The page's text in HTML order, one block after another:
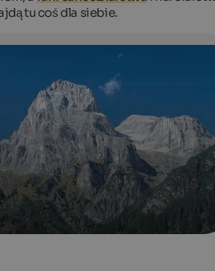
is a 3097 m high peak in
tu coś dla siebie.